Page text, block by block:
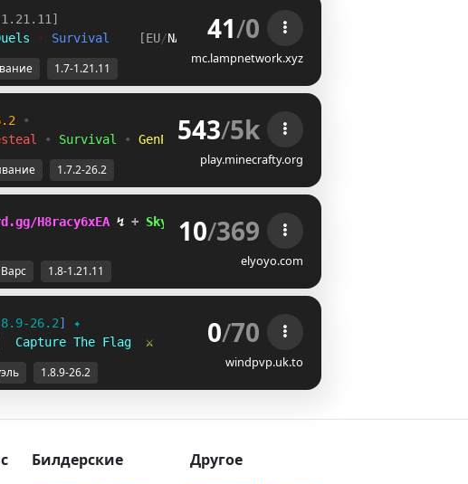
· Survival [EU/NA 41/0
mc.lampnetwork.xyz
1.7-1.21.11
•
• Survival • GenPVP543/5k
play.minecrafty.org
1.7.2-26.2
H8racy6xEA ↯ + Skywars + FullPvP +
10/369
elyoyo.com
1.8-1.21.11
26.2] ✦
Capture The Flag ⚔ 0/70
windpvp.uk.to
1.8.9-26.2
Билдерские Другое